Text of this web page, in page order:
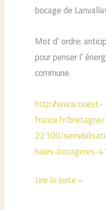
bocage de
Mot d’ ordre:
pour penser l’
commune.
http://www.ouest-
france.fr/
22100/
haies-bocageres-
Les
Lire la suite »